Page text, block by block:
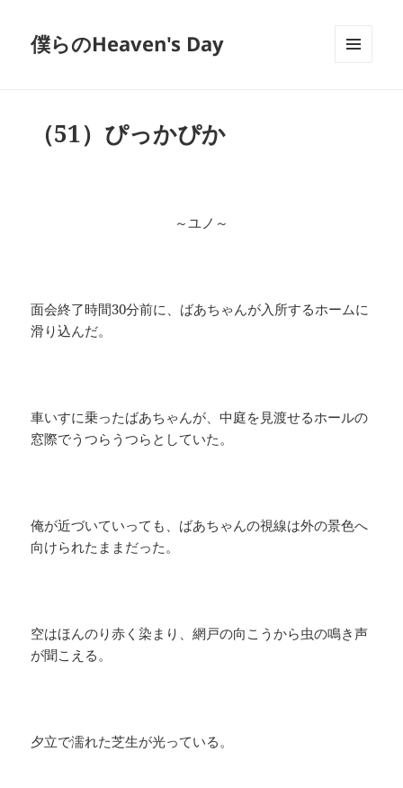
僕らのHeaven's Day
（51）ぴっかぴか
～ユノ～
面会終了時間30分前に、ばあちゃんが入所するホームに
滑り込んだ。
車いすに乗ったばあちゃんが、中庭を見渡せるホールの
窓際でうつらうつらとしていた。
俺が近づいていっても、ばあちゃんの視線は外の景色へ
向けられたままだった。
空はほんのり赤く染まり、網戸の向こうから虫の鳴き声
が聞こえる。
夕立で濡れた芝生が光っている。